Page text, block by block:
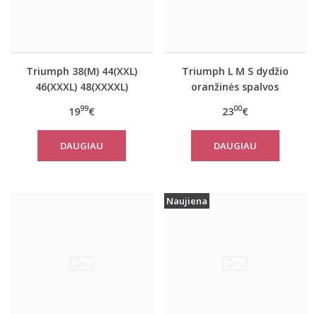
Triumph 38(M) 44(XXL)
46(XXXL) 48(XXXXL)
spalvos marškinėliai Be
Pure Shirt 02
1999€
DAUGIAU
Triumph L M S dydžio
oranžinės spalvos
marškinėliai women
move FLOW LIGHT Tank
Top
2300€
DAUGIAU
Naujiena